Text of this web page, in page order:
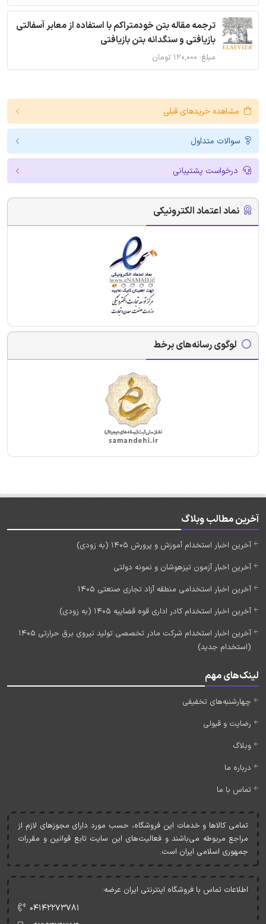
ترجمه مقاله بتن خودمتراکم با استفاده از معابر آسفالتی
بازیافتی و سنگدانه بتن بازیافتی
مبلغ: ۱۲۰,۰۰۰ تومان
مشاهده خریدهای قبلی
سوالات متداول
درخواست پشتیبانی
نماد اعتماد الکترونیکی
لوگوی رسانه‌های برخط
آخرین مطالب وبلاگ
آخرین اخبار استخدام آموزش و پرورش 1405 (به زودی)
آخرین اخبار آزمون تیزهوشان و نمونه دولتی
آخرین اخبار استخدامی منطقه آزاد تجاری صنعتی 1405
آخرین اخبار استخدام کادر اداری قوه قضاییه 1405 (به زودی)
آخرین اخبار استخدام شرکت مادر تخصصی تولید نیروی برق حرارتی 1405
(استخدام جدید)
لینک‌های مهم
چهارشنبه‌های تخفیفی
رضایت و قبولی
وبلاگ
درباره ما
تماس با ما
تمامی کالاها و خدمات اين فروشگاه، حسب مورد دارای مجوزهای لازم از
مراجع مربوطه می‌باشند و فعاليت‌های اين سايت تابع قوانين و مقررات
جمهوری اسلامی ايران است.
اطلاعات تماس با فروشگاه اینترنتی ایران عرضه:
۰۴۱۴۲۲۷۳۷۸۱